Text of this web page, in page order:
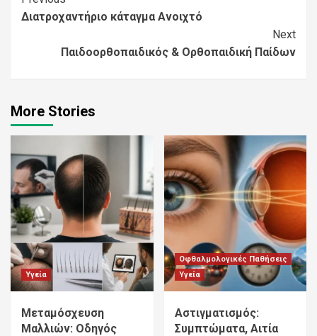
Reading
Διατροχαντήριο κάταγμα Ανοιχτό
Next
Παιδοορθοπαιδικός & Ορθοπαιδική Παίδων
More Stories
Υγεία
Μεταμόσχευση
Μαλλιών: Οδηγός
Οφθαλμολογικές Παθήσεις
Υγεία
Αστιγματισμός:
Συμπτώματα, Αιτία